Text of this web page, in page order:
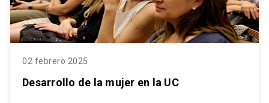
02 febrero 2025
Desarrollo de la mujer en la UC